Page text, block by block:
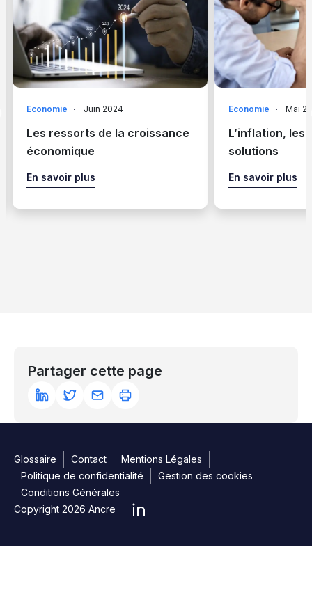
Economie Juin 2024
Les ressorts de la croissance
économique
En savoir plus
Economie Mai
L’inflation, les
solutions
En savoir plus
Partager cette page
Glossaire Contact
Mentions Légales
Politique de confidentialité
Gestion des cookies
Conditions Générales
Copyright 2026 Ancre